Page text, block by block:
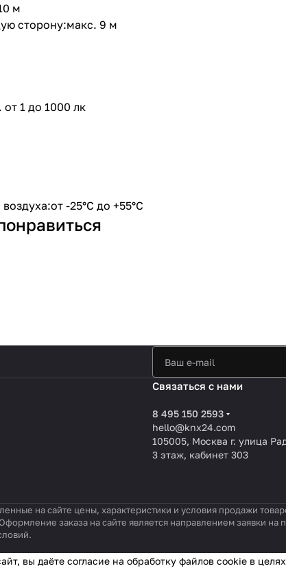
м
сторону:макс. 9 м
1 до 1000 лк
-25°C до +55°C
Связаться с нами
8 495 150 2593
hello@knx24.com
105005, Москва г. улица
3 этаж, кабинет 303
на сайте цены, характеристики и условия продажи
заказа на сайте является направлением заявки
вы даёте согласие на обработку файлов cookie в